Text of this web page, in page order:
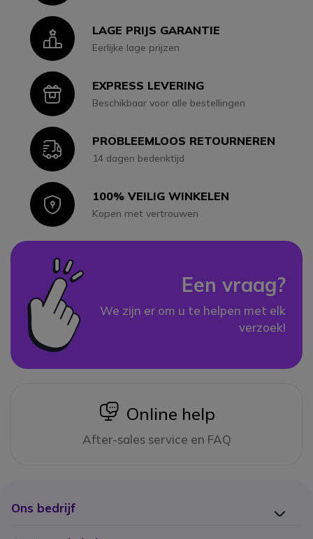
IconLAGE PRIJS GARANTIE
Eerlijke lage prijzen
IconEXPRESS LEVERING
Beschikbaar voor alle bestellingen
IconPROBLEEMLOOS RETOURNEREN
14 dagen bedenktijd
Icon100% VEILIG WINKELEN
Kopen met vertrouwen
Een vraag?
We zijn er om u te helpen met elk
verzoek!
icon
Online help
After-sales service en FAQ
Ons bedrijf